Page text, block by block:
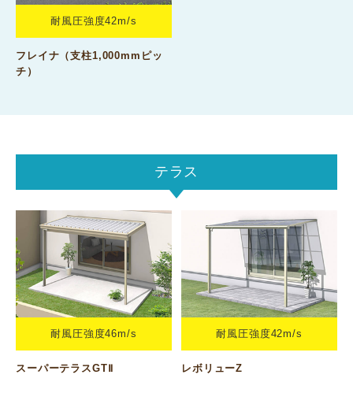
耐風圧強度42m/s
フレイナ（支柱1,000mmピッ
チ）
テラス
耐風圧強度46m/s
スーパーテラスGTⅡ
耐風圧強度42m/s
レボリューZ